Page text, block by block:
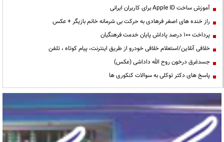
آموزش ساخت Apple ID برای کاربران ایرانی
راز خنده های اصغر فرهادی به حرکت بی شرمانه خانم بازیگر + عکس
پرداخت ۱۰۰ درصد پاداش پایان خدمت فرهنگیان
خلافی آنلاین/استعلام خلافی خودرو از طریق اینترنت، پیام کوتاه ، تلفن
جسدغرق درخون روح الله داداشی (عکس)
پاسخ های دکتر توکلی به سوالات کنکوری ها